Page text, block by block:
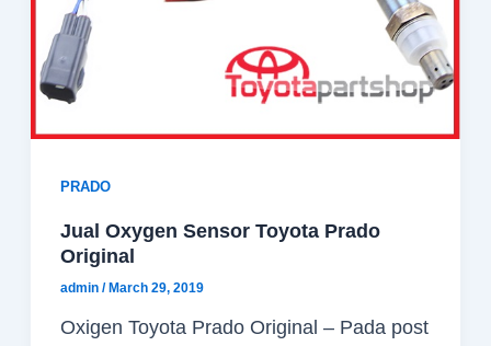
PRADO
Jual Oxygen Sensor Toyota Prado
Original
admin/ March 29, 2019
Oxigen Toyota Prado Original – Pada post